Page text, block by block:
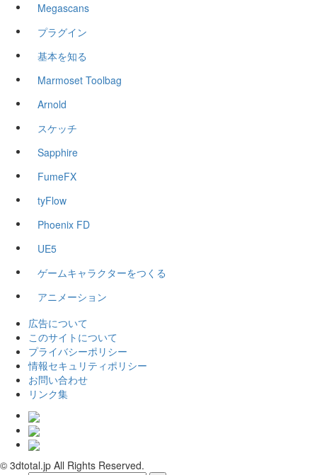
Megascans
プラグイン
基本を知る
Marmoset Toolbag
Arnold
スケッチ
Sapphire
FumeFX
tyFlow
Phoenix FD
UE5
ゲームキャラクターをつくる
アニメーション
広告について
このサイトについて
プライバシーポリシー
情報セキュリティポリシー
お問い合わせ
リンク集
© 3dtotal.jp All Rights Reserved.